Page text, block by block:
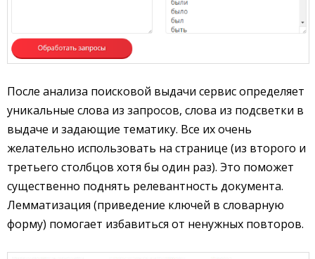
После анализа поисковой выдачи сервис определяет
уникальные слова из запросов, слова из подсветки в
выдаче и задающие тематику. Все их очень
желательно использовать на странице (из второго и
третьего столбцов хотя бы один раз). Это поможет
существенно поднять релевантность документа.
Лемматизация (приведение ключей в словарную
форму) помогает избавиться от ненужных повторов.